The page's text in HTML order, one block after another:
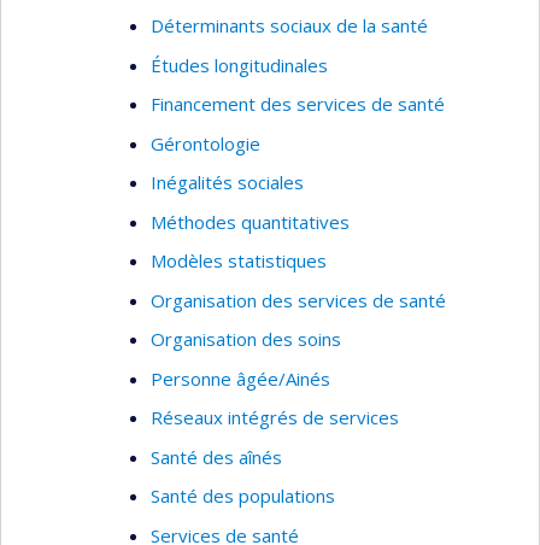
Déterminants sociaux de la santé
Études longitudinales
Financement des services de santé
Gérontologie
Inégalités sociales
Méthodes quantitatives
Modèles statistiques
Organisation des services de santé
Organisation des soins
Personne âgée/Ainés
Réseaux intégrés de services
Santé des aînés
Santé des populations
Services de santé